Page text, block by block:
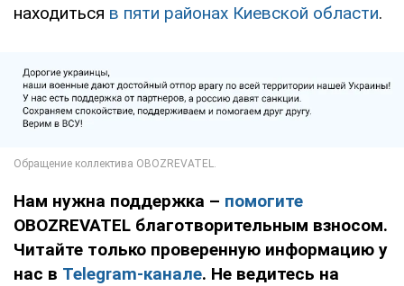
находиться в пяти районах Киевской области.
Нам нужна поддержка – помогите
OBOZREVATEL благотворительным взносом.
Читайте только проверенную информацию у
нас в Telegram-канале. Не ведитесь на